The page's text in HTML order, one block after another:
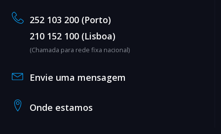
252 103 200 (Porto)
210 152 100 (Lisboa)
(Chamada para rede fixa nacional)
Envie uma mensagem
Onde estamos